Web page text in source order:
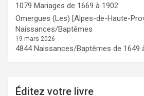
1079 Mariages de 1669 à 1902
Omergues (Les) [Alpes-de-Haute-
Naissances/Baptêmes
19 mars 2026
4844 Naissances/Baptêmes de 1649
Éditez votre livre